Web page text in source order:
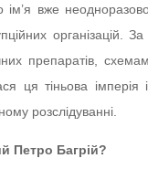
ім’я вже
організацій.
препаратів,
ця тіньова
розслідуванні.
Петро Багрій?